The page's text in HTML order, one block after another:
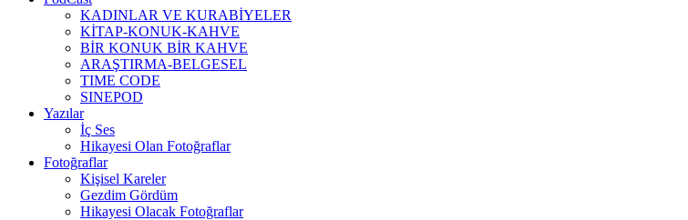
KADINLAR VE KURABİYELER
KİTAP-KONUK-KAHVE
BİR KONUK BİR KAHVE
ARAŞTIRMA-BELGESEL
TIME CODE
SINEPOD
Yazılar
İç Ses
Hikayesi Olan Fotoğraflar
Fotoğraflar
Kişisel Kareler
Gezdim Gördüm
Hikayesi Olacak Fotoğraflar